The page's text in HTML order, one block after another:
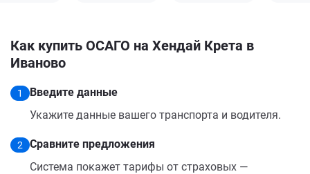
Как купить ОСАГО на Хендай Крета в
Иваново
1
Введите данные
Укажите данные вашего транспорта и водителя.
2
Сравните предложения
Система покажет тарифы от страховых —